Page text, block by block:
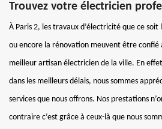
Trouvez votre électricien
À Paris 2, les travaux d’électricité que ce
ou encore la rénovation meuvent être confié
meilleur artisan électricien de la ville. En
dans les meilleurs délais, nous sommes
services que nous offrons. Nos prestations
contraire c’est grâce à ceux-là que nous